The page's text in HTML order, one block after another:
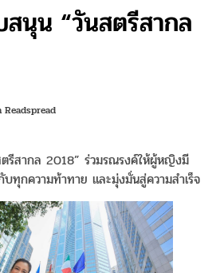
นุน “วันสตรีสากล
Readspread
รีสากล 2018” ร่วมรณรงค์ให้ผู้หญิงมี
ทุกความท้าทาย และมุ่งมั่นสู่ความสำเร็จ